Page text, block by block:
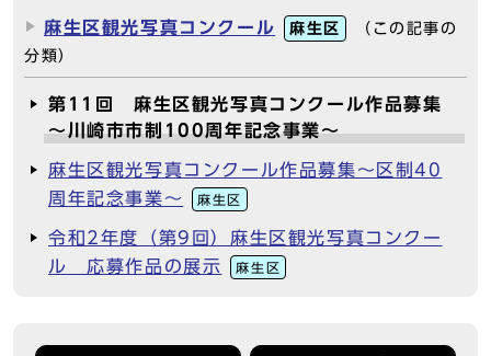
麻生区観光写真コンクール 麻生区
（この記事の
分類）
第11回 麻生区観光写真コンクール作品募集
～川崎市市制100周年記念事業～
麻生区観光写真コンクール作品募集～区制40
周年記念事業～
麻生区
令和2年度（第9回）麻生区観光写真コンクー
ル 応募作品の展示
麻生区